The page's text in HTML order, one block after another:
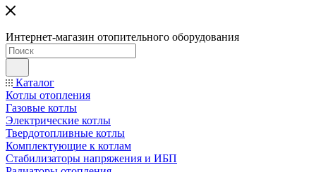
Интернет-магазин отопительного оборудования
Каталог
Котлы отопления
Газовые котлы
Электрические котлы
Твердотопливные котлы
Комплектующие к котлам
Стабилизаторы напряжения и ИБП